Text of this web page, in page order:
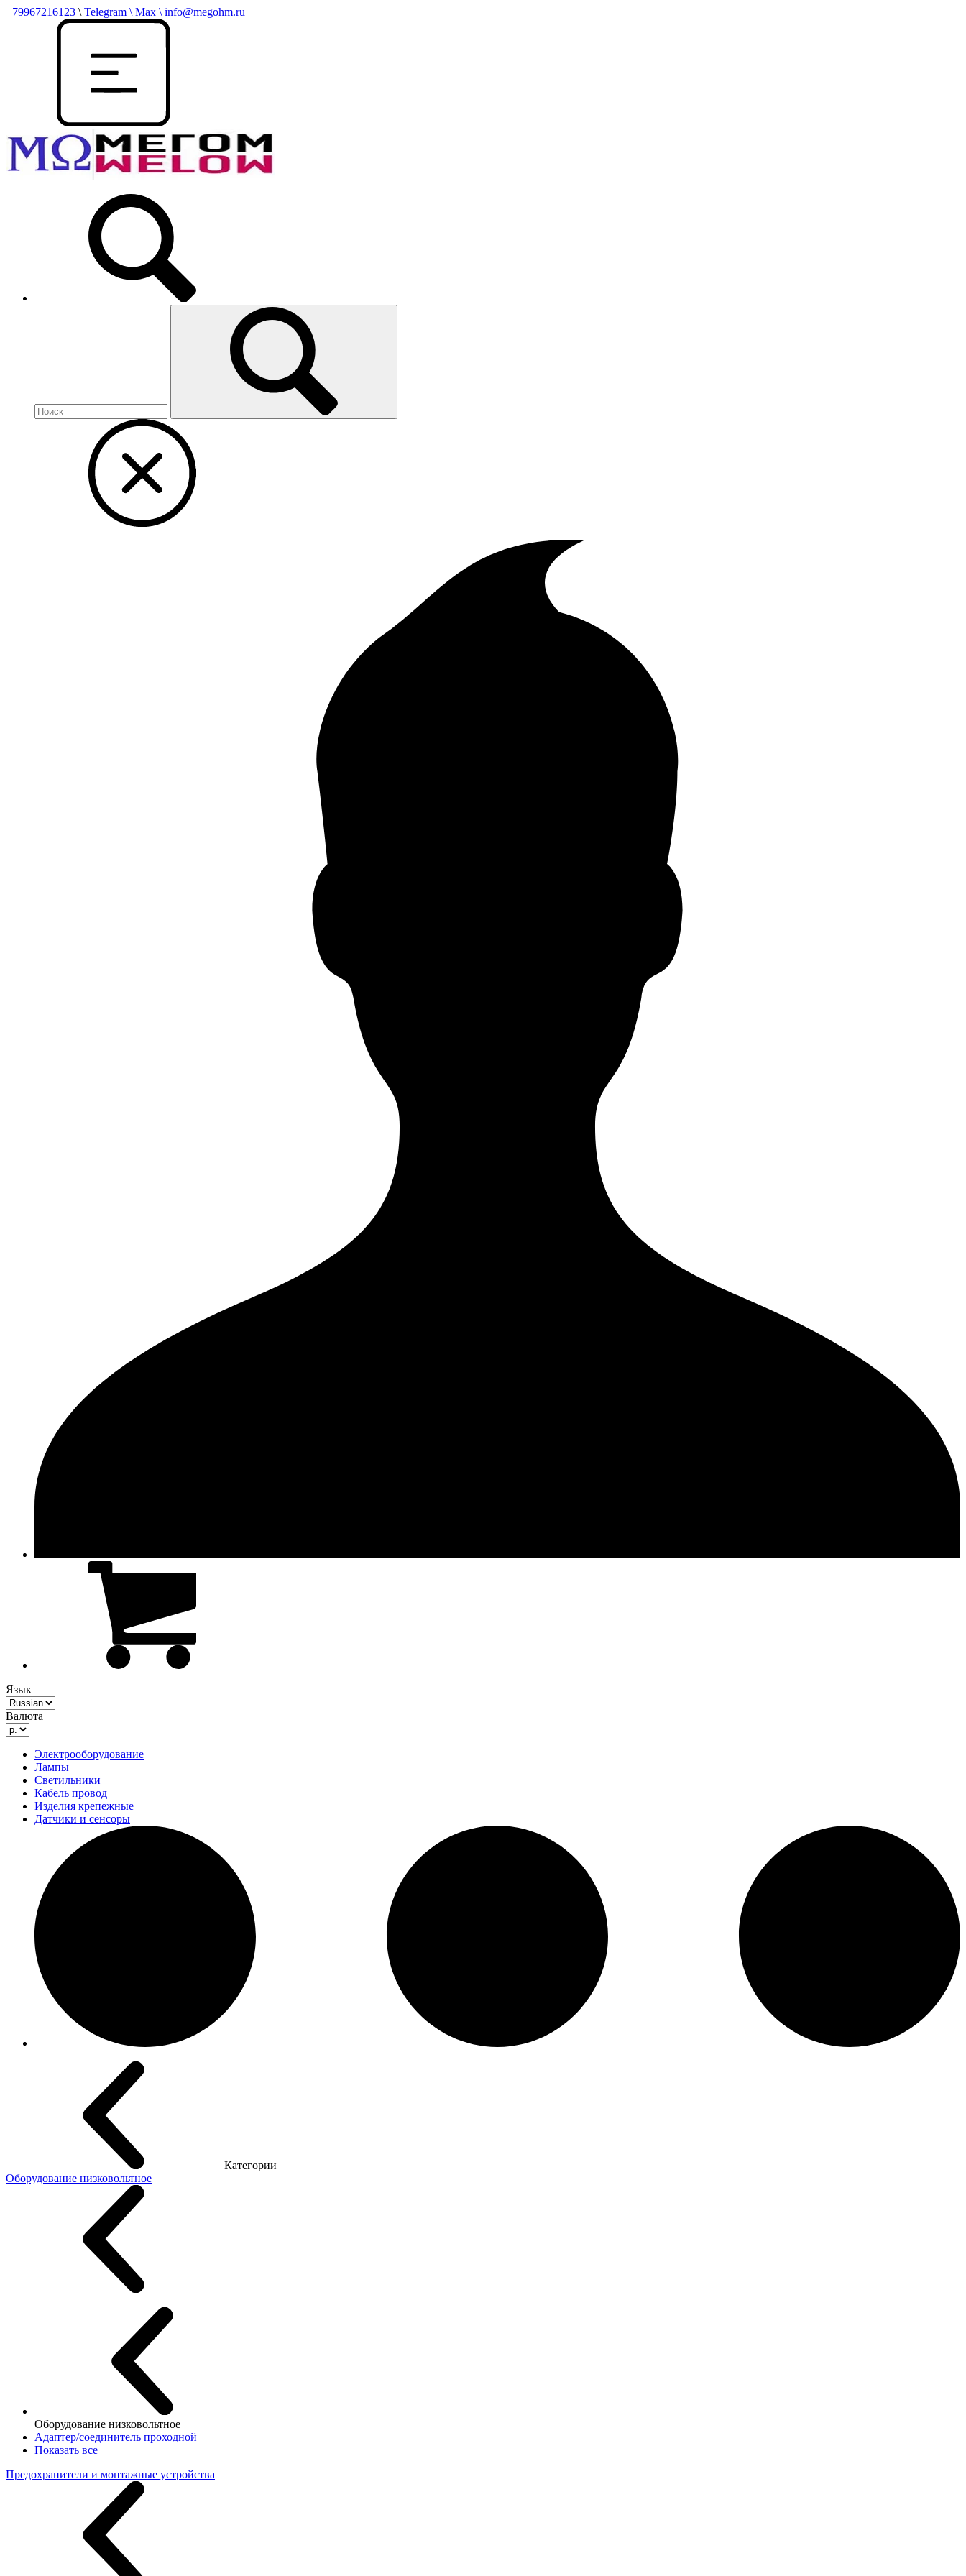
+79967216123 \ Telegram \ Max \ info@megohm.ru
Язык
Валюта
Электрооборудование
Лампы
Светильники
Кабель провод
Изделия крепежные
Датчики и сенсоры
Категории
Оборудование низковольтное
Оборудование низковольтное
Адаптер/соединитель проходной
Показать все
Предохранители и монтажные устройства